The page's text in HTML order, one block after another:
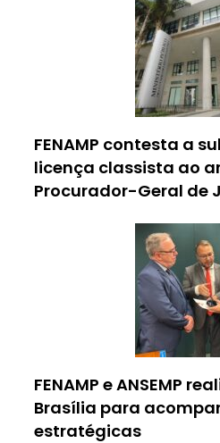
FENAMP contesta a
licença classista ao
Procurador-Geral de
FENAMP e ANSEMP
Brasília para
estratégicas